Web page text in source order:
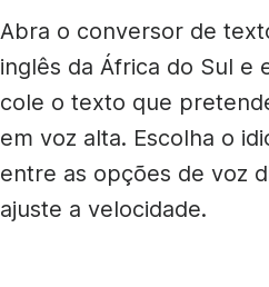
Abra o conversor de
inglês da África do Sul e
cole o texto que
em voz alta. Escolha o
entre as opções de voz
ajuste a velocidade.